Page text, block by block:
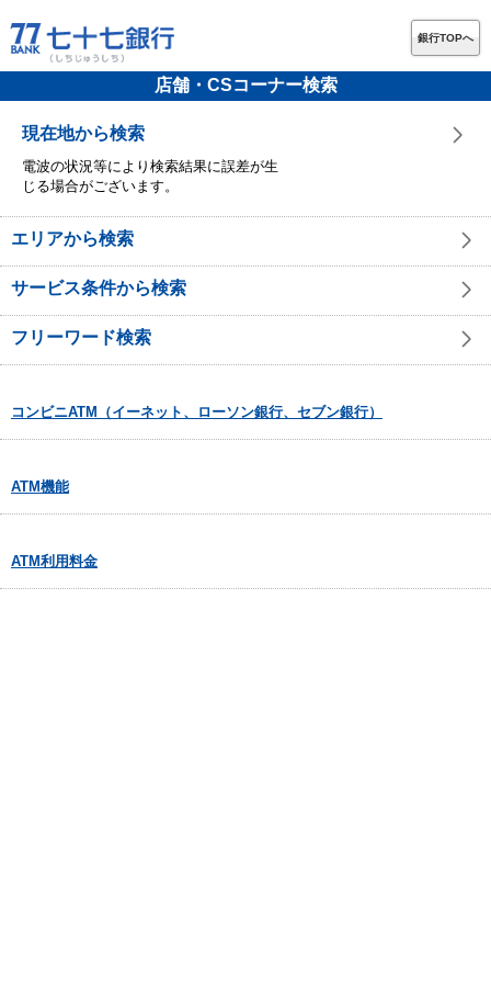
銀行TOPへ
店舗・CSコーナー検索
現在地から検索
電波の状況等により検索結果に誤差が生
じる場合がございます。
エリアから検索
サービス条件から検索
フリーワード検索
コンビニATM（イーネット、ローソン銀行、セブン銀行）
ATM機能
ATM利用料金